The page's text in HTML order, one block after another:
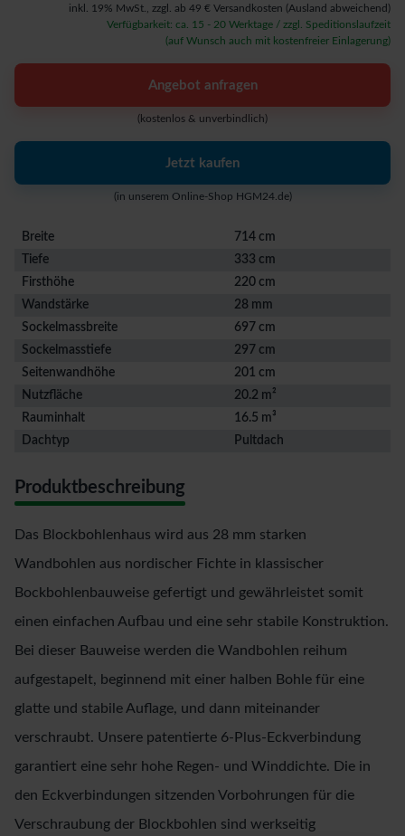
inkl. 19% MwSt., zzgl. ab 49 € Versandkosten (Ausland abweichend)
Verfügbarkeit: ca. 15 - 20 Werktage / zzgl. Speditionslaufzeit
(auf Wunsch auch mit kostenfreier Einlagerung)
Angebot anfragen
(kostenlos & unverbindlich)
Jetzt kaufen
(in unserem Online-Shop HGM24.de)
Breite
714 cm
Tiefe
333 cm
Firsthöhe
220 cm
Wandstärke
28 mm
Sockelmassbreite
697 cm
Sockelmasstiefe
297 cm
Seitenwandhöhe
201 cm
Nutzfläche
20.2 m²
Rauminhalt
16.5 m³
Dachtyp
Pultdach
Produktbeschreibung
Das Blockbohlenhaus wird aus 28 mm starken
Wandbohlen aus nordischer Fichte in klassischer
Bockbohlenbauweise gefertigt und gewährleistet somit
einen einfachen Aufbau und eine sehr stabile Konstruktion.
Bei dieser Bauweise werden die Wandbohlen reihum
aufgestapelt, beginnend mit einer halben Bohle für eine
glatte und stabile Auflage, und dann miteinander
verschraubt. Unsere patentierte 6-Plus-Eckverbindung
garantiert eine sehr hohe Regen- und Winddichte. Die in
den Eckverbindungen sitzenden Vorbohrungen für die
Verschraubung der Blockbohlen sind werkseitig